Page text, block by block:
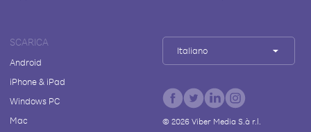
SCARICA
Android
iPhone & iPad
Windows PC
Mac
Italiano
© 2026Viber Media S.à r.l.